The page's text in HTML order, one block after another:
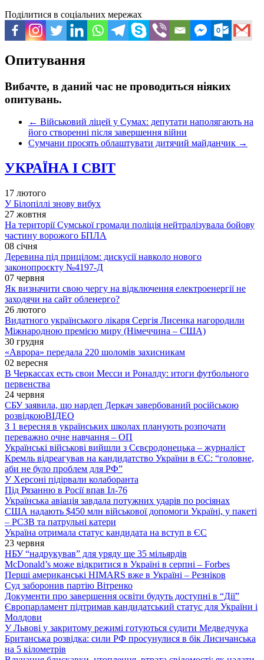
Поділитися в соціальних мережах
Опитування
Вибачте, в даний час не проводиться ніяких
опитувань.
← Військовий ліцей у Сумах: депутати наполягають на
його створенні після завершення війни
Сумчани просять облаштувати дитячий майданчик →
УКРАЇНА І СВІТ
17 лютого
У Білопіллі знову вибух
27 жовтня
На території Сумської громади поліція нейтралізувала бойову
частину ворожого БПЛА
08 січня
Деревина під прицілом: дискусії навколо нового
законопроєкту №4197-Д
07 червня
Як визначити свою чергу на відключення електроенергії не
заходячи на сайт обленерго?
26 лютого
Видатного українського лікаря Сергія Лисенка нагородили
Міжнародною премією миру (Німеччина – США)
30 грудня
«Аврора» передала 220 шоломів захисникам
02 вересня
В Черкассах есть свои Месси и Роналду: итоги футбольного
первенства
24 червня
СБУ заявила, що нардеп Деркач завербований російською
розвідкоюВІДЕО
З 1 вересня в українських школах планують розпочати
переважно очне навчання – ОП
Українські військові вийшли з Сєвєродонецька – журналіст
Кремль відреагував на кандидатство України в ЄС: “головне,
аби не було проблем для РФ”
У Херсоні підірвали колаборанта
Під Рязанню в Росії впав Іл-76
Українська авіація завдала потужних ударів по росіянах
США надають $450 млн військової допомоги Україні, у пакеті
– РСЗВ та патрульні катери
Україна отримала статус кандидата на вступ в ЄС
23 червня
НБУ “надрукував” для уряду ще 35 мільярдів
McDonald’s може відкритися в Україні в серпні – Forbes
Перші американські HIMARS вже в Україні – Резніков
Суд заборонив партію Вітренко
Документи про завершення освіти будуть доступні в “Дії”
Європарламент підтримав кандидатський статус для України і
Молдови
У Львові у закритому режимі готуються судити Медведчука
Британська розвідка: сили РФ просунулися в бік Лисичанська
на 5 кілометрів